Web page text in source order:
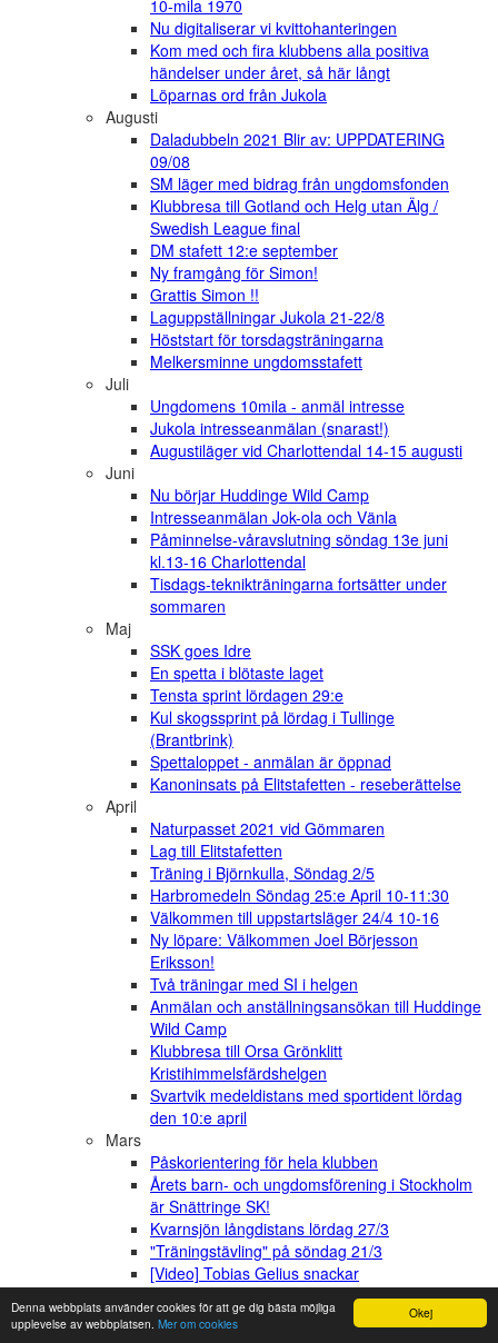
Okej
Denna webbplats använder cookies för att ge dig bästa möjliga
upplevelse av webbplatsen. Mer om cookies
10-mila 1970
Nu digitaliserar vi kvittohanteringen
Kom med och fira klubbens alla positiva
händelser under året, så här långt
Löparnas ord från Jukola
Augusti
Daladubbeln 2021 Blir av: UPPDATERING
09/08
SM läger med bidrag från ungdomsfonden
Klubbresa till Gotland och Helg utan Älg /
Swedish League final
DM stafett 12:e september
Ny framgång för Simon!
Grattis Simon !!
Laguppställningar Jukola 21-22/8
Höststart för torsdagsträningarna
Melkersminne ungdomsstafett
Juli
Ungdomens 10mila - anmäl intresse
Jukola intresseanmälan (snarast!)
Augustiläger vid Charlottendal 14-15 augusti
Juni
Nu börjar Huddinge Wild Camp
Intresseanmälan Jok-ola och Vänla
Påminnelse-våravslutning söndag 13e juni
kl.13-16 Charlottendal
Tisdags-teknikträningarna fortsätter under
sommaren
Maj
SSK goes Idre
En spetta i blötaste laget
Tensta sprint lördagen 29:e
Kul skogssprint på lördag i Tullinge
(Brantbrink)
Spettaloppet - anmälan är öppnad
Kanoninsats på Elitstafetten - reseberättelse
April
Naturpasset 2021 vid Gömmaren
Lag till Elitstafetten
Träning i Björnkulla, Söndag 2/5
Harbromedeln Söndag 25:e April 10-11:30
Välkommen till uppstartsläger 24/4 10-16
Ny löpare: Välkommen Joel Börjesson
Eriksson!
Två träningar med SI i helgen
Anmälan och anställningsansökan till Huddinge
Wild Camp
Klubbresa till Orsa Grönklitt
Kristihimmelsfärdshelgen
Svartvik medeldistans med sportident lördag
den 10:e april
Mars
Påskorientering för hela klubben
Årets barn- och ungdomsförening i Stockholm
är Snättringe SK!
Kvarnsjön långdistans lördag 27/3
"Träningstävling" på söndag 21/3
[Video] Tobias Gelius snackar
överbelastningsskador med StOF projekt
15/16